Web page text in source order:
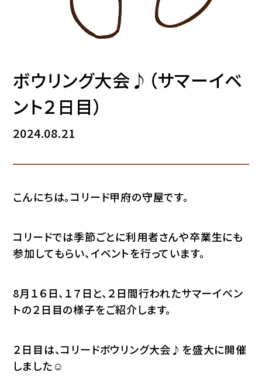
ボウリング大会♪（サマーイベ
ント２日目）
2024.08.21
こんにちは。コリード甲府の守屋です。
コリードでは季節ごとに利用者さんや卒業生にも
参加してもらい、イベントを行っています。
8月１６日、１７日と、２日間行われたサマーイベン
トの２日目の様子をご紹介します。
２日目は、コリードボウリング大会♪を盛大に開催
しました☺